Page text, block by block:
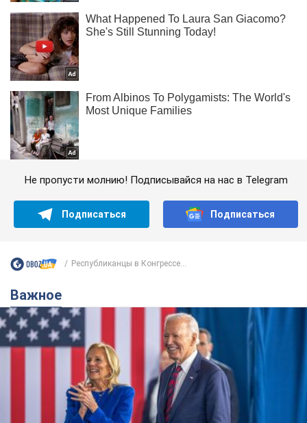
Не пропусти молнию! Подписывайся на нас в Telegram
Подписаться Подписаться
Республиканцы в Конгрессе...
Важное